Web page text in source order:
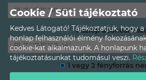
Oszlop
1 vagy 2 fényforrás
Cookie / Süti tájékoztató
Kedves Látogató! Tájékoztatjuk, hogy
honlap felhasználói élmény
cookie-kat alkalmazunk. A honlapunk
tájékoztatásunkat tudomásul veszi.